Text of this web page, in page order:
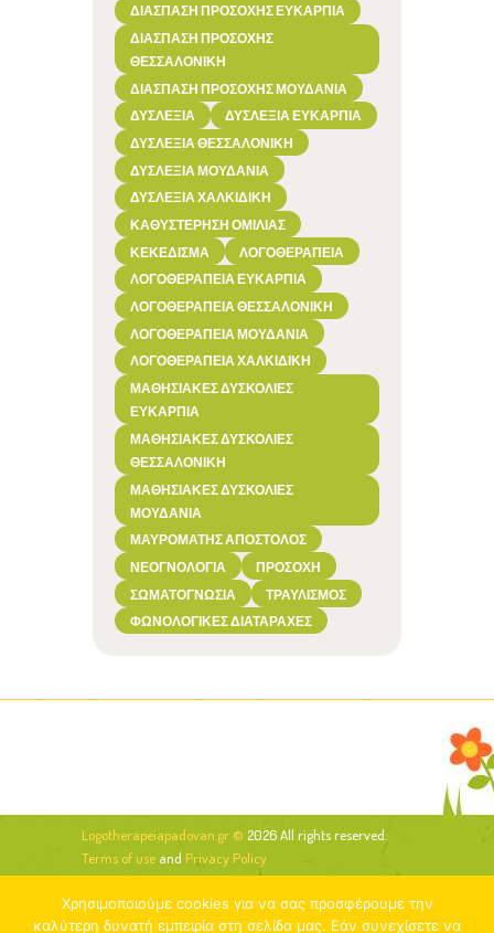
ΔΙΆΣΠΑΣΗ ΠΡΟΣΟΧΉΣ ΕΥΚΑΡΠΊΑ
ΔΙΆΣΠΑΣΗ ΠΡΟΣΟΧΉΣ
ΘΕΣΣΑΛΟΝΊΚΗ
ΔΙΆΣΠΑΣΗ ΠΡΟΣΟΧΉΣ ΜΟΥΔΑΝΙΆ
ΔΥΣΛΕΞΊΑ
ΔΥΣΛΕΞΊΑ ΕΥΚΑΡΠΊΑ
ΔΥΣΛΕΞΊΑ ΘΕΣΣΑΛΟΝΊΚΗ
ΔΥΣΛΕΞΊΑ ΜΟΥΔΑΝΙΆ
ΔΥΣΛΕΞΊΑ ΧΑΛΚΙΔΙΚΉ
ΚΑΘΥΣΤΈΡΗΣΗ ΟΜΙΛΊΑΣ
ΚΕΚΕΔΙΣΜΑ
ΛΟΓΟΘΕΡΑΠΕΊΑ
ΛΟΓΟΘΕΡΑΠΕΊΑ ΕΥΚΑΡΠΊΑ
ΛΟΓΟΘΕΡΑΠΕΊΑ ΘΕΣΣΑΛΟΝΊΚΗ
ΛΟΓΟΘΕΡΑΠΕΊΑ ΜΟΥΔΑΝΙΆ
ΛΟΓΟΘΕΡΑΠΕΊΑ ΧΑΛΚΙΔΙΚΉ
ΜΑΘΗΣΙΑΚΈΣ ΔΥΣΚΟΛΊΕΣ
ΕΥΚΑΡΠΊΑ
ΜΑΘΗΣΙΑΚΈΣ ΔΥΣΚΟΛΊΕΣ
ΘΕΣΣΑΛΟΝΊΚΗ
ΜΑΘΗΣΙΑΚΈΣ ΔΥΣΚΟΛΊΕΣ
ΜΟΥΔΑΝΙΆ
ΜΑΥΡΟΜΆΤΗΣ ΑΠΌΣΤΟΛΟΣ
ΝΕΟΓΝΟΛΟΓΊΑ
ΠΡΟΣΟΧΉ
ΣΩΜΑΤΟΓΝΩΣΊΑ
ΤΡΑΥΛΙΣΜΌΣ
ΦΩΝΟΛΟΓΙΚΈΣ ΔΙΑΤΑΡΑΧΈΣ
Logotherapeiapadovan.gr © 2026 All rights reserved.
Terms of use and Privacy Policy
Χρησιμοποιούμε cookies για να σας προσφέρουμε την
καλύτερη δυνατή εμπειρία στη σελίδα μας. Εάν συνεχίσετε να